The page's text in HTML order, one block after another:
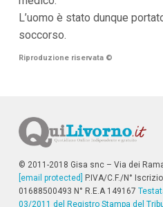
a
l
e
ù
c
i
p
l
e
V
a
L’uomo è stato dunque
soccorso.
Riproduzione riservata ©
© 2011-2018 Gisa snc – Via dei
[email protected]
P.IVA/C.F./N°
01688500493 N° R.E.A 149167
03/2011 del Registro Stampa del